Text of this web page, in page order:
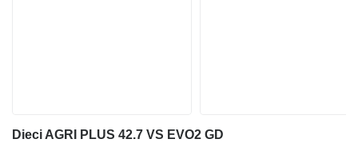
Dieci AGRI PLUS 42.7 VS EVO2 GD